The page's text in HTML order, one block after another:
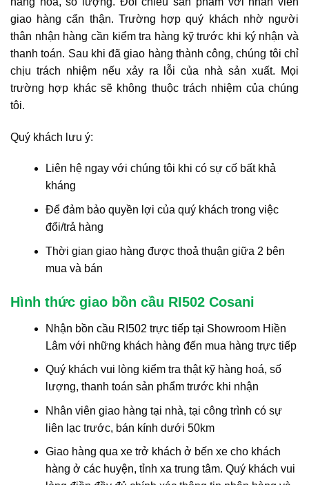
giao hàng cẩn thận. Trường hợp quý khách nhờ người
thân nhận hàng cần kiểm tra hàng kỹ trước khi ký nhận và
thanh toán. Sau khi đã giao hàng thành công, chúng tôi chỉ
chịu trách nhiệm nếu xảy ra lỗi của nhà sản xuất. Mọi
trường hợp khác sẽ không thuộc trách nhiệm của chúng
tôi.
Quý khách lưu ý:
Liên hệ ngay với chúng tôi khi có sự cố bất khả
kháng
Để đảm bảo quyền lợi của quý khách trong việc
đổi/trả hàng
Thời gian giao hàng được thoả thuận giữa 2 bên
mua và bán
Hình thức giao bồn cầu RI502 Cosani
Nhận bồn cầu RI502 trực tiếp tại Showroom Hiền
Lâm với những khách hàng đến mua hàng trực tiếp
Quý khách vui lòng kiểm tra thật kỹ hàng hoá, số
lượng, thanh toán sản phẩm trước khi nhận
Nhân viên giao hàng tại nhà, tại công trình có sự
liên lạc trước, bán kính dưới 50km
Giao hàng qua xe trở khách ở bến xe cho khách
hàng ở các huyện, tỉnh xa trung tâm. Quý khách vui